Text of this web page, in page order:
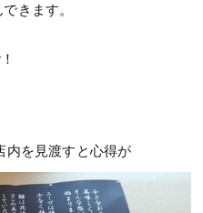
きます。
内を見渡すと心得が